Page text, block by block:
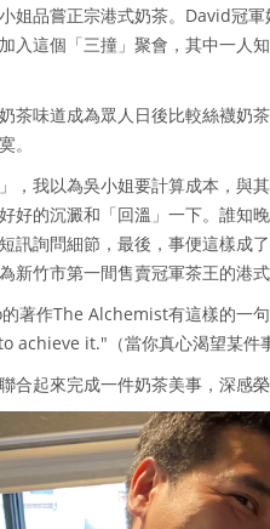
姐品嘗正宗港式奶茶。David冠
入這個「三撞」聚會，其中一人
茶味道成為眾人日後比較絲襪奶
。
，我以為吳小姐要計算成本，與
好的沉澱和「回溫」一下。誰知
訊詢問細節，最後，事便這樣成
新竹市第一間售賣冠軍茶王的港式
著作The Alchemist有這樣的
achieve it."（當你真心渴望某件
合起來完成一件奶茶美事，深感